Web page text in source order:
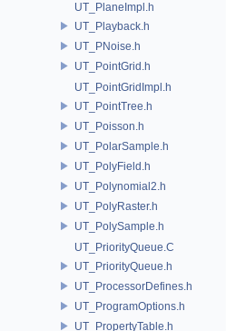
UT_PlaneImpl.h
UT_Playback.h
UT_PNoise.h
UT_PointGrid.h
UT_PointGridImpl.h
UT_PointTree.h
UT_Poisson.h
UT_PolarSample.h
UT_PolyField.h
UT_Polynomial2.h
UT_PolyRaster.h
UT_PolySample.h
UT_PriorityQueue.C
UT_PriorityQueue.h
UT_ProcessorDefines.h
UT_ProgramOptions.h
UT_PropertyTable.h